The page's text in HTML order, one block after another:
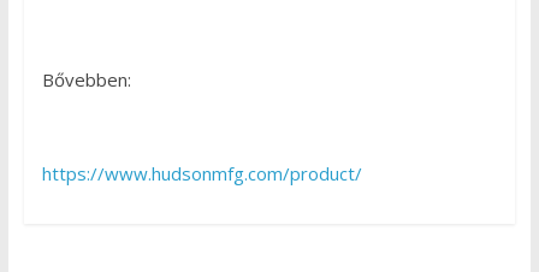
Bővebben:
https://www.hudsonmfg.com/product/